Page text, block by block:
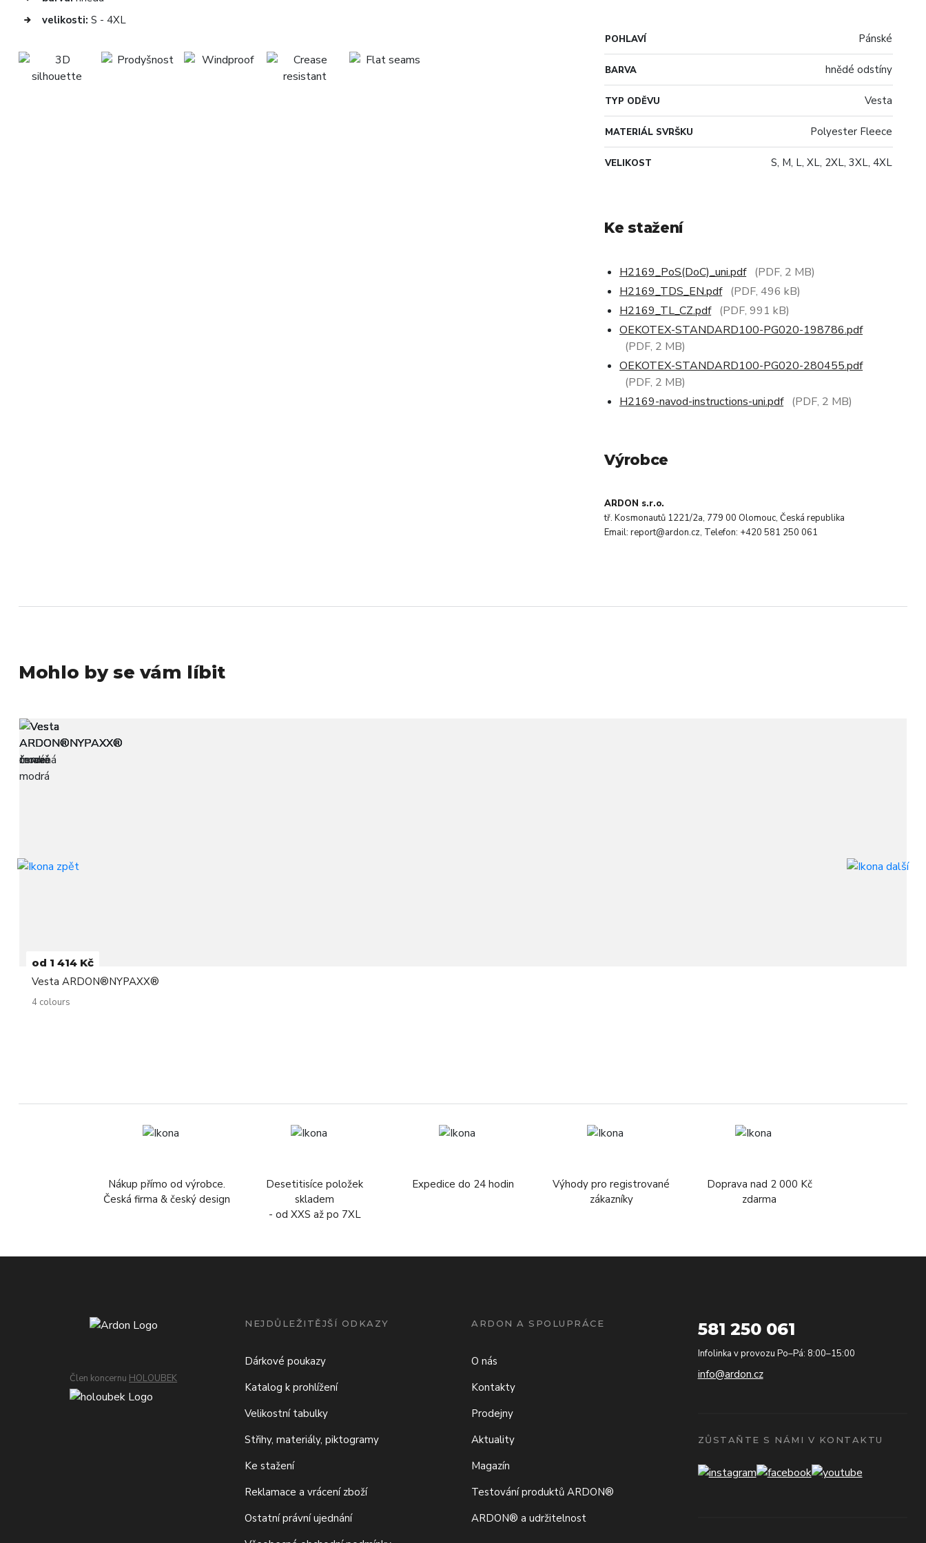
velikosti: S - 4XL
POHLAVÍ Pánské
BARVA hnědé odstíny
TYP ODĚVU Vesta
MATERIÁL SVRŠKU Polyester Fleece
VELIKOST S, M, L, XL, 2XL, 3XL, 4XL
Ke stažení
H2169_PoS(DoC)_uni.pdf (PDF, 2 MB)
H2169_TDS_EN.pdf (PDF, 496 kB)
H2169_TL_CZ.pdf (PDF, 991 kB)
OEKOTEX-STANDARD100-PG020-198786.pdf
(PDF, 2 MB)
OEKOTEX-STANDARD100-PG020-280455.pdf
(PDF, 2 MB)
H2169-navod-instructions-uni.pdf (PDF, 2 MB)
Výrobce
ARDON s.r.o.
tř. Kosmonautů 1221/2a, 779 00 Olomouc, Česká republika
Email: report@ardon.cz, Telefon: +420 581 250 061
Mohlo by se vám líbit
od 1 414 Kč
Vesta ARDON®NYPAXX®
4 colours
Nákup přímo od výrobce.
Česká firma & český design
Desetitisíce položek
skladem
- od XXS až po 7XL
Expedice do 24 hodin
Výhody pro registrované
zákazníky
Doprava nad 2 000 Kč
zdarma
Člen koncernu HOLOUBEK
NEJDŮLEŽITĚJŠÍ ODKAZY
Dárkové poukazy
Katalog k prohlížení
Velikostní tabulky
Střihy, materiály, piktogramy
Ke stažení
Reklamace a vrácení zboží
Ostatní právní ujednání
ARDON A SPOLUPRÁCE
O nás
Kontakty
Prodejny
Aktuality
Magazín
Testování produktů ARDON®
ARDON® a udržitelnost
581 250 061
Infolinka v provozu Po–Pá: 8:00–15:00
info@ardon.cz
ZŮSTAŇTE S NÁMI V KONTAKTU